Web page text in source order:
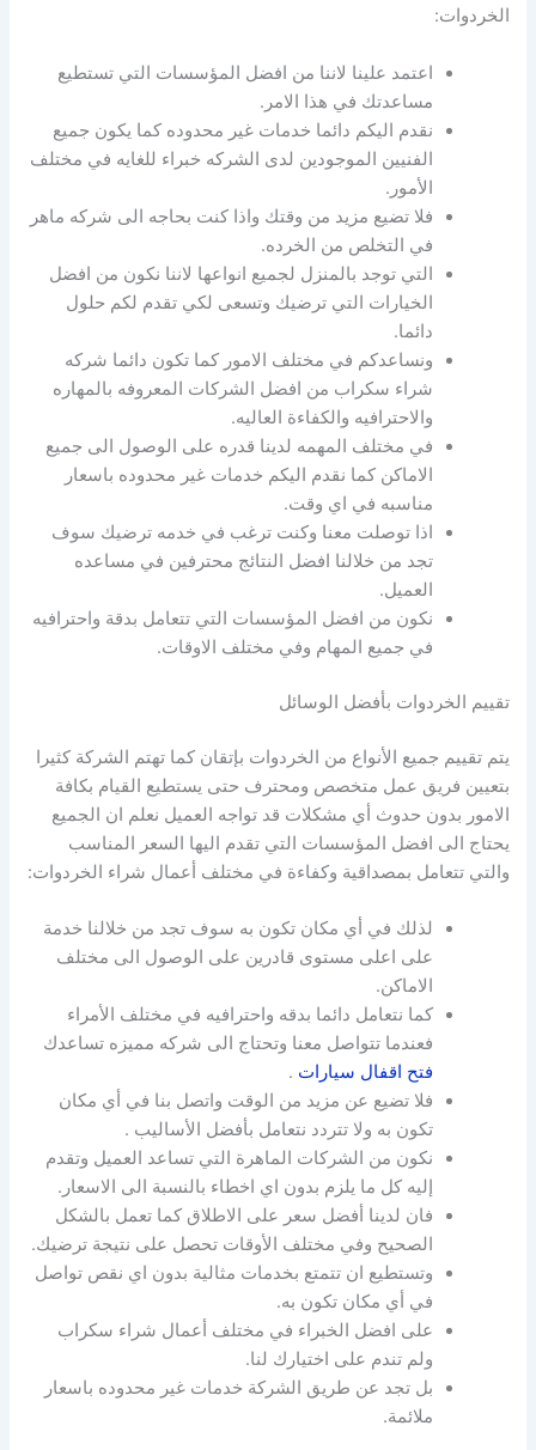
الخردوات:
اعتمد علينا لاننا من افضل المؤسسات التي تستطيع
مساعدتك في هذا الامر.
نقدم اليكم دائما خدمات غير محدوده كما يكون جميع
الفنيين الموجودين لدى الشركه خبراء للغايه في مختلف
الأمور.
فلا تضيع مزيد من وقتك واذا كنت بحاجه الى شركه ماهر
في التخلص من الخرده.
التي توجد بالمنزل لجميع انواعها لاننا نكون من افضل
الخيارات التي ترضيك وتسعى لكي تقدم لكم حلول
دائما.
ونساعدكم في مختلف الامور كما تكون دائما شركه
شراء سكراب من افضل الشركات المعروفه بالمهاره
والاحترافيه والكفاءة العاليه.
في مختلف المهمه لدينا قدره على الوصول الى جميع
الاماكن كما نقدم اليكم خدمات غير محدوده باسعار
مناسبه في اي وقت.
اذا توصلت معنا وكنت ترغب في خدمه ترضيك سوف
تجد من خلالنا افضل النتائج محترفين في مساعده
العميل.
نكون من افضل المؤسسات التي تتعامل بدقة واحترافيه
في جميع المهام وفي مختلف الاوقات.
تقييم الخردوات بأفضل الوسائل
يتم تقييم جميع الأنواع من الخردوات بإتقان كما تهتم الشركة كثيرا
بتعيين فريق عمل متخصص ومحترف حتى يستطيع القيام بكافة
الامور بدون حدوث أي مشكلات قد تواجه العميل نعلم ان الجميع
يحتاج الى افضل المؤسسات التي تقدم اليها السعر المناسب
والتي تتعامل بمصداقية وكفاءة في مختلف أعمال شراء الخردوات:
لذلك في أي مكان تكون به سوف تجد من خلالنا خدمة
على اعلى مستوى قادرين على الوصول الى مختلف
الاماكن.
كما نتعامل دائما بدقه واحترافيه في مختلف الأمراء
فعندما تتواصل معنا وتحتاج الى شركه مميزه تساعدك
فتح اقفال سيارات .
فلا تضيع عن مزيد من الوقت واتصل بنا في أي مكان
تكون به ولا تتردد نتعامل بأفضل الأساليب .
نكون من الشركات الماهرة التي تساعد العميل وتقدم
إليه كل ما يلزم بدون اي اخطاء بالنسبة الى الاسعار.
فان لدينا أفضل سعر على الاطلاق كما تعمل بالشكل
الصحيح وفي مختلف الأوقات تحصل على نتيجة ترضيك.
وتستطيع ان تتمتع بخدمات مثالية بدون اي نقص تواصل
في أي مكان تكون به.
على افضل الخبراء في مختلف أعمال شراء سكراب
ولم تندم على اختيارك لنا.
بل تجد عن طريق الشركة خدمات غير محدوده باسعار
ملائمة.